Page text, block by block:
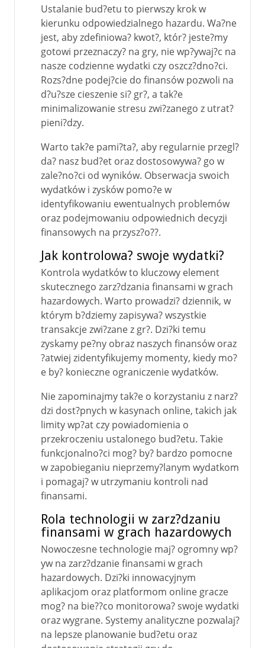
Ustalanie bud?etu to pierwszy krok w
kierunku odpowiedzialnego hazardu. Wa?ne
jest, aby zdefiniowa? kwot?, któr? jeste?my
gotowi przeznaczy? na gry, nie wp?ywaj?c na
nasze codzienne wydatki czy oszcz?dno?ci.
Rozs?dne podej?cie do finansów pozwoli na
d?u?sze cieszenie si? gr?, a tak?e
minimalizowanie stresu zwi?zanego z utrat?
pieni?dzy.
Warto tak?e pami?ta?, aby regularnie przegl?
da? nasz bud?et oraz dostosowywa? go w
zale?no?ci od wyników. Obserwacja swoich
wydatków i zysków pomo?e w
identyfikowaniu ewentualnych problemów
oraz podejmowaniu odpowiednich decyzji
finansowych na przysz?o??.
Jak kontrolowa? swoje wydatki?
Kontrola wydatków to kluczowy element
skutecznego zarz?dzania finansami w grach
hazardowych. Warto prowadzi? dziennik, w
którym b?dziemy zapisywa? wszystkie
transakcje zwi?zane z gr?. Dzi?ki temu
zyskamy pe?ny obraz naszych finansów oraz
?atwiej zidentyfikujemy momenty, kiedy mo?
e by? konieczne ograniczenie wydatków.
Nie zapominajmy tak?e o korzystaniu z narz?
dzi dost?pnych w kasynach online, takich jak
limity wp?at czy powiadomienia o
przekroczeniu ustalonego bud?etu. Takie
funkcjonalno?ci mog? by? bardzo pomocne
w zapobieganiu nieprzemy?lanym wydatkom
i pomagaj? w utrzymaniu kontroli nad
finansami.
Rola technologii w zarz?dzaniu
finansami w grach hazardowych
Nowoczesne technologie maj? ogromny wp?
yw na zarz?dzanie finansami w grach
hazardowych. Dzi?ki innowacyjnym
aplikacjom oraz platformom online gracze
mog? na bie??co monitorowa? swoje wydatki
oraz wygrane. Systemy analityczne pozwalaj?
na lepsze planowanie bud?etu oraz